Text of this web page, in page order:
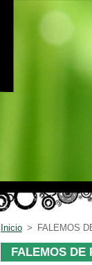
Inicio > FALEMOS
FALEMOS DE